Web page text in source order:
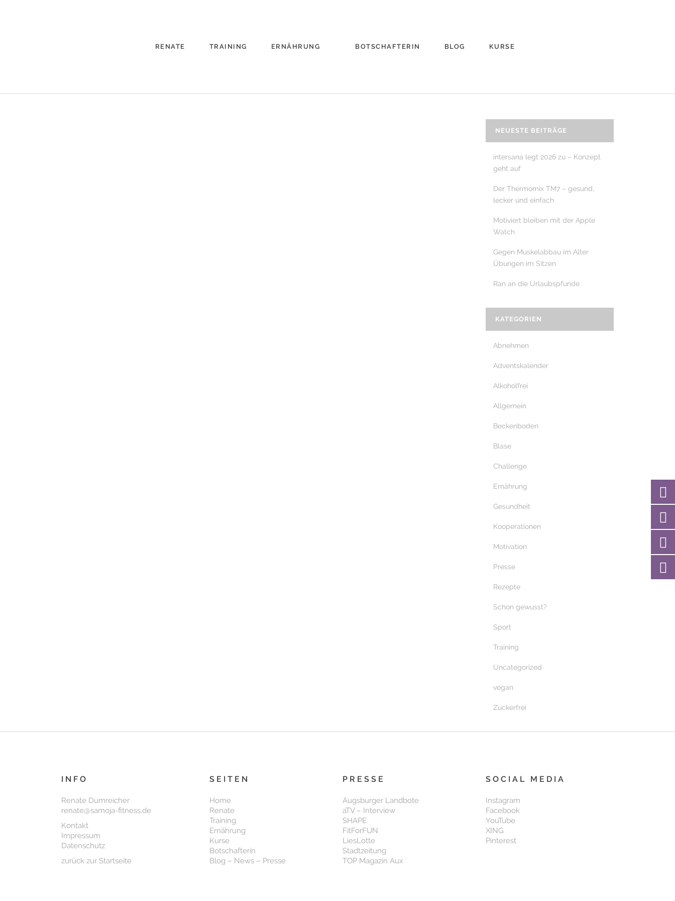
RENATE TRAINING ERNÄHRUNG BOTSCHAFTERIN BLOG KURSE
NEUESTE BEITRÄGE
intersana legt 2026 zu – Konzept
geht auf
Der Thermomix TM7 – gesund,
lecker und einfach
Motiviert bleiben mit der Apple
Watch
Gegen Muskelabbau im Alter
Übungen im Sitzen
Ran an die Urlaubspfunde
KATEGORIEN
Abnehmen
Adventskalender
Alkoholfrei
Allgemein
Beckenboden
Blase
Challenge
Ernährung
Gesundheit
Kooperationen
Motivation
Presse
Rezepte
Schon gewusst?
Sport
Training
Uncategorized
vegan
Zuckerfrei
INFO
Renate Dumreicher
renate@samoja-fitness.de
Kontakt
Impressum
Datenschutz
zurück zur Startseite
SEITEN
Home
Renate
Training
Ernährung
Kurse
Botschafterin
Blog – News – Presse
PRESSE
Augsburger Landbote
aTV – Interview
SHAPE
FitForFUN
LiesLotte
Stadtzeitung
TOP Magazin Aux
SOCIAL MEDIA
Instagram
Facebook
YouTube
XING
Pinterest